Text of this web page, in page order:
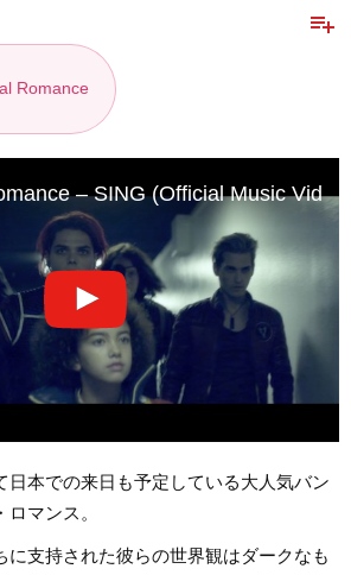
playlist_add
Romance
– SING (Official Music
日本での来日も予定している大人気バン
マンス。
に支持された彼らの世界観はダークなも